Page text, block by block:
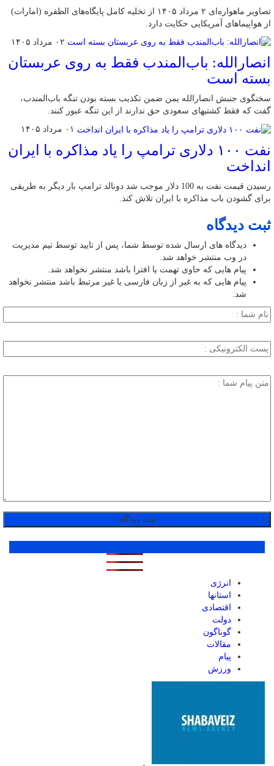
تصاویر ماهواره‌ای ۲ مرداد ۱۴۰۵ از تخلیه کامل پایگاه‌های الظفره (امارات)
از هواپیماهای آمریکایی حکایت دارد.
۰۲ مرداد ۱۴۰۵
انصارالله: باب‌المندب فقط به روی عربستان
بسته است
سخنگوی جنبش انصارالله یمن ضمن تکذیب بسته بودن تنگه باب‌المندب،
گفت که فقط کشتیهای سعودی حق ندارند از این تنگه عبور کنند.
۰۱ مرداد ۱۴۰۵
نفت ۱۰۰ دلاری ترامپ را یاد مذاکره با ایران
انداخت
رسیدن قیمت نفت به 100 دلار موجب شد دونالد ترامپ بار دیگر به طریقی
برای گشودن باب مذاکره با ایران تلاش کند.
ثبت دیدگاه
دیدگاه های ارسال شده توسط شما، پس از تایید توسط تیم مدیریت
در وب منتشر خواهد شد.
پیام هایی که حاوی تهمت یا افترا باشد منتشر نخواهد شد.
پیام هایی که به غیر از زبان فارسی یا غیر مرتبط باشد منتشر نخواهد
شد.
انرژی
استانها
اقتصادی
دولت
گوناگون
مقالات
پیام
ورزش